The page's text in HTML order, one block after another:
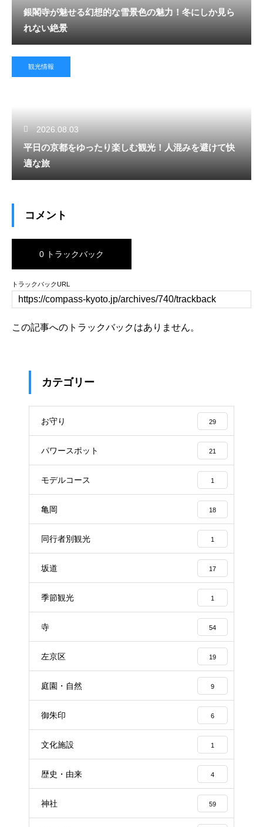
銀閣寺が魅せる幻想的な雪景色の魅力！冬にしか見ら
れない絶景
観光情報
2026.08.03
平日の京都をゆったり楽しむ観光！人混みを避けて快
適な旅
コメント
0 トラックバック
トラックバックURL
この記事へのトラックバックはありません。
カテゴリー
お守り 29
パワースポット 21
モデルコース 1
亀岡 18
同行者別観光 1
坂道 17
季節観光 1
寺 54
左京区 19
庭園・自然 9
御朱印 6
文化施設 1
歴史・由来 4
神社 59